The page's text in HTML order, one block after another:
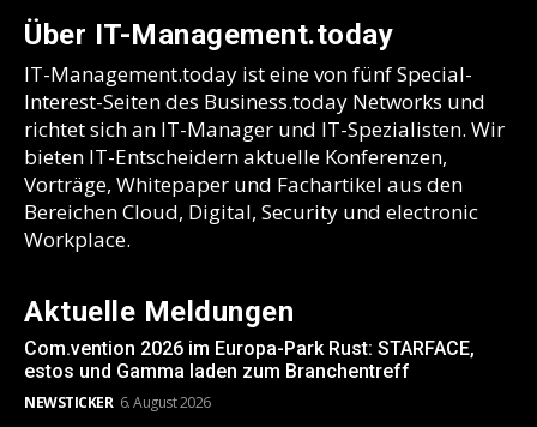
Über IT-Management.today
IT-Management.today ist eine von fünf Special-
Interest-Seiten des Business.today Networks und
richtet sich an IT-Manager und IT-Spezialisten. Wir
bieten IT-Entscheidern aktuelle Konferenzen,
Vorträge, Whitepaper und Fachartikel aus den
Bereichen Cloud, Digital, Security und electronic
Workplace.
Aktuelle Meldungen
Com.vention 2026 im Europa-Park Rust: STARFACE,
estos und Gamma laden zum Branchentreff
NEWSTICKER 6. August 2026